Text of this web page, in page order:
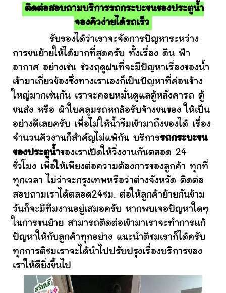
ติดต่อสอบถามบริการรถกระบะขนของประตูน้ำ
จองคิวง่ายได้รถเร็ว
รับรองได้ว่าเราจะจัดการปัญหาระหว่าง
การขนย้ายให้ได้มากที่สุดครับ ทั้งเรื่อง ดิน ฟ้า
อากาศ อย่างเช่น ช่วงฤดูฝนที่จะมีปัญหาเรื่องของน้ำ
เข้ามาเกี่ยวข้องซึ่งทางเราเองก็เป็นปัญหาที่ค่อนข้าง
ใหญ่มากเช่นกัน เราจะคอยหมั่นดูแลตู้หลังคารถ ตู้
ขนส่ง หรือ ผ้าใบคลุมรถหกล้อรับจ้างขนของ ให้เป็น
อย่างดีเลยครับ เพื่อไม่ให้น้ำซึมเข้ามาถึงของได้ เรื่อง
จำนวนคิวงานก็สำคัญไม่แพ้กัน บริการรถกระบะขน
ของประตูน้ำของเราเปิดให้วิ่งงานกันตลอด 24
ชั่วโมง เพื่อให้เพียงต่อความต้องการของลูกค้า ทุกที่
ทุกเวลา ไม่ว่าจะกรุงเทพหรือว่าต่างจังหวัด ติดต่อ
สอบถามเราได้ตลอด24ชม. ต่อให้ลูกค้าย้ายกันข้าม
วันก็จะมีทีมงานอยู่เสมอครับ หากพบเจอปัญหาใดๆ
ในการขนย้าย สามารถติดต่อเข้ามาเราจะทำการแก้
ปัญหาให้กับลูกค้าทุกอย่าง แนะนำติชมเราก็ได้ครับ
ทุกการติชมเราจะได้นำไปปรับปรุงเรื่องบริการของ
เราให้ดียิ่งขึ้นไป